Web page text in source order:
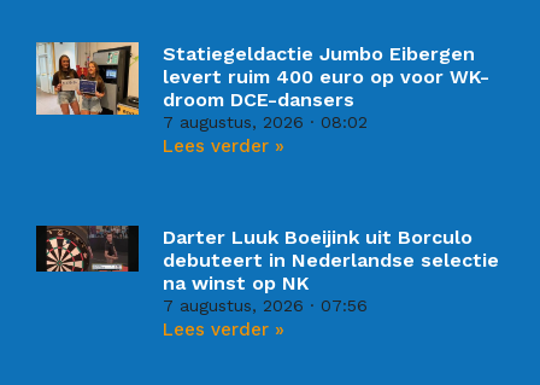
Statiegeldactie Jumbo Eibergen
levert ruim 400 euro op voor WK-
droom DCE-dansers
7 augustus, 2026 08:02
Lees verder »
Darter Luuk Boeijink uit Borculo
debuteert in Nederlandse selectie
na winst op NK
7 augustus, 2026 07:56
Lees verder »